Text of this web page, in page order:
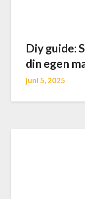
Diy guide:
din egen
juni 5, 2025